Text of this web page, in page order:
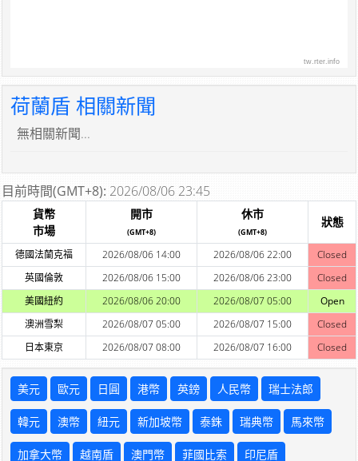
tw.rter.info
荷蘭盾 相關新聞
無相關新聞...
目前時間(GMT+8): 2026/08/06 23:45
貨幣
市場
開市
(GMT+8)
休市
(GMT+8)
狀態
德國法蘭克福 2026/08/06 14:00 2026/08/06 22:00
Closed
英國倫敦
2026/08/06 15:00 2026/08/06 23:00
Closed
美國紐約
2026/08/06 20:00 2026/08/07 05:00
Open
澳洲雪梨
2026/08/07 05:00 2026/08/07 15:00
Closed
日本東京
2026/08/07 08:00 2026/08/07 16:00 Closed
美元 歐元 日圓 港幣 英鎊 人民幣 瑞士法郎
韓元 澳幣 紐元 新加坡幣 泰銖 瑞典幣 馬來幣
加拿大幣 越南盾 澳門幣 菲國比索 印尼盾